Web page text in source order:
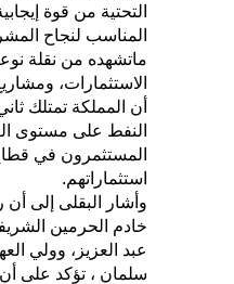
التحتية من قوة
المناسب لنجاح
ماتشهده من نقلة
الاستثمارات،
أن المملكة تمتلك
النفط على مستوى
المستثمرون في
استثماراتهم.
وأشار البقلى إلى أن
خادم الحرمين
عبد العزيز، وولي
سلمان ، تؤكد على